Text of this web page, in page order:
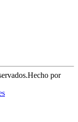
Hecho por